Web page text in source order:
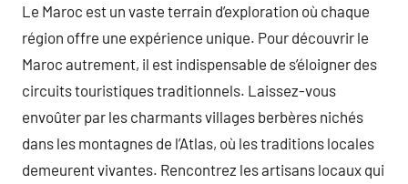
Le Maroc est un vaste terrain d’exploration où chaque
région offre une expérience unique. Pour découvrir le
Maroc autrement, il est indispensable de s’éloigner des
circuits touristiques traditionnels. Laissez-vous
envoûter par les charmants villages berbères nichés
dans les montagnes de l’Atlas, où les traditions locales
demeurent vivantes. Rencontrez les artisans locaux qui